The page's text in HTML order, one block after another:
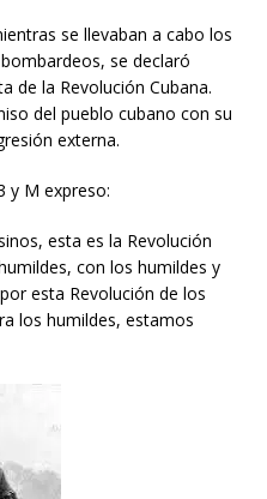
se llevaban a cabo los
se declaró
de la Revolución Cubana.
del pueblo cubano con su
externa.
y M expreso:
esta es la Revolución
con los humildes y
esta Revolución de los
los humildes, estamos